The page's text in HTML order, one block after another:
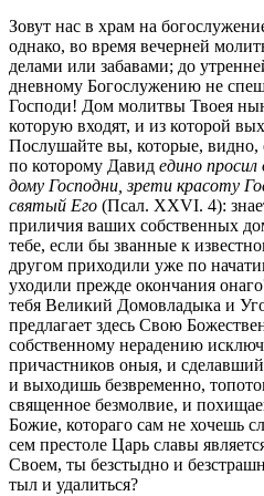
Зовут нас в храм на
однако, во время вечерней
делами или забавами; до
дневному Богослужению не
Господи! Дом молитвы Твоея
которую входят, и из которой
Послушайте вы, которые, видно,
по которому Давид едино
дому Господни, зрети красоту
святый Его (Псал. XXVI. 4):
приличия ваших собственных
тебе, если бы званные к
другом приходили уже по
уходили прежде окончания
тебя Великий Домовладыка и
предлагает здесь Свою
собственному нерадению
причастников оныя, и
и выходишь безвременно,
священное безмолвие, и
Божие, котораго сам не хочешь
сем престоле Царь славы
Своем, ты безстыдно и
тыл и удалиться?